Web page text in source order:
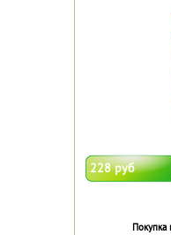
228 руб
Покупка